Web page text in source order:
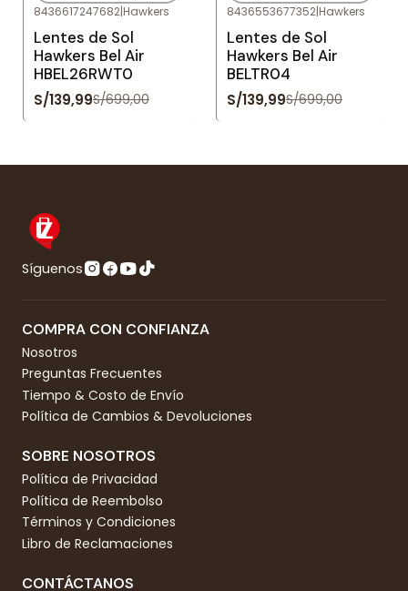
Agotado
8436617247682|Hawkers
Lentes de Sol
Hawkers Bel Air
HBEL26RWT0
S/139,99S/699,00
Agotado
8436553677352|Hawkers
Lentes de Sol
Hawkers Bel Air
BELTR04
S/139,99S/699,00
Síguenos
COMPRA CON CONFIANZA
Nosotros
Preguntas Frecuentes
Tiempo & Costo de Envío
Política de Cambios & Devoluciones
SOBRE NOSOTROS
Política de Privacidad
Política de Reembolso
Términos y Condiciones
Libro de Reclamaciones
CONTÁCTANOS